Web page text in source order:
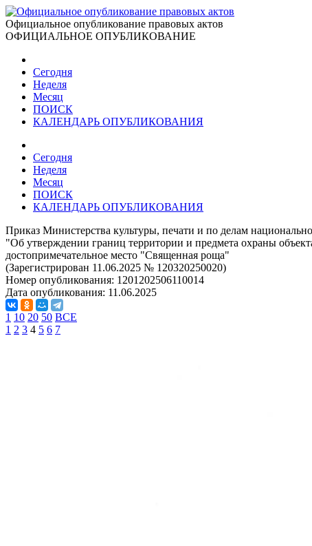
Официальное опубликование правовых актов
ОФИЦИАЛЬНОЕ ОПУБЛИКОВАНИЕ
Сегодня
Неделя
Месяц
ПОИСК
КАЛЕНДАРЬ ОПУБЛИКОВАНИЯ
Сегодня
Неделя
Месяц
ПОИСК
КАЛЕНДАРЬ ОПУБЛИКОВАНИЯ
Приказ Министерства культуры, печати и по делам
"Об утверждении границ территории и предмета охраны
достопримечательное место "Священная роща"
(Зарегистрирован 11.06.2025 № 120320250020)
Номер опубликования: 1201202506110014
Дата опубликования: 11.06.2025
1 10 20 50 ВСЕ
1 2 3 4 5 6 7